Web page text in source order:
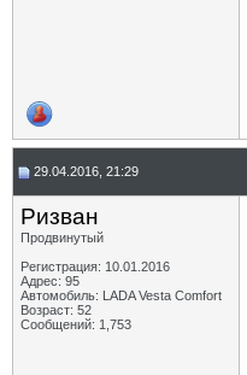
29.04.2016, 21:29
Ризван
Продвинутый
Регистрация: 10.01.2016
Адрес: 95
Автомобиль: LADA Vesta Сomfort
Возраст: 52
Сообщений: 1,753